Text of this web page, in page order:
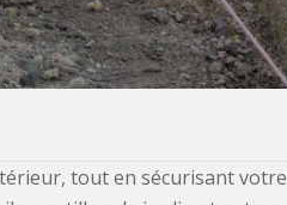
tout en sécurisant votre